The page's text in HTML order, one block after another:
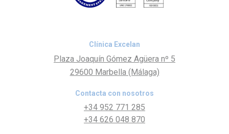
Clínica Excelan
Plaza Joaquín Gómez Agüera nº 5
29600 Marbella (Málaga)
Contacta con nosotros
+34 952 771 285
+34 626 048 870